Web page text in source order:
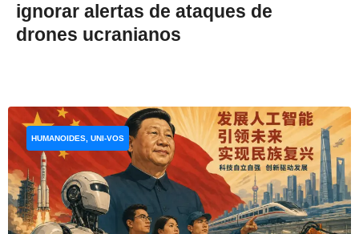
ignorar alertas de ataques de
drones ucranianos
HUMANOIDES, UNI-VOS